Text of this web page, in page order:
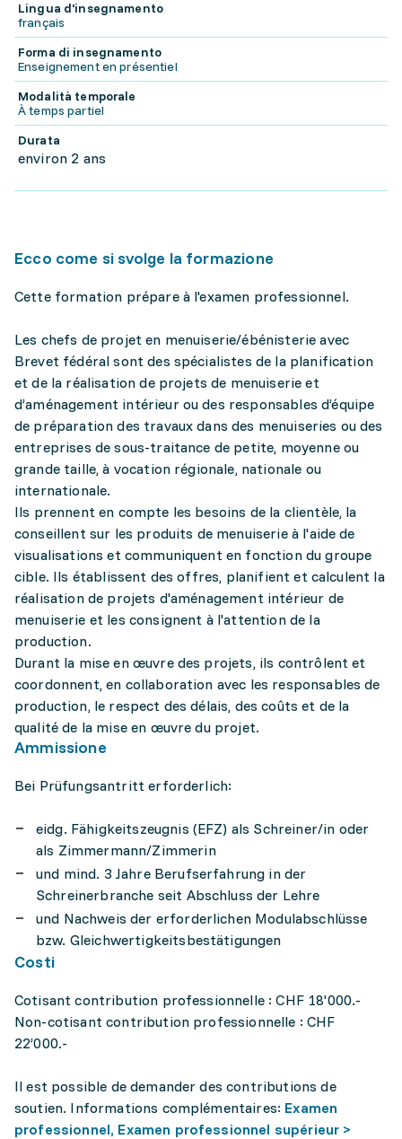
Lingua d'insegnamento
français
Forma di insegnamento
Enseignement en présentiel
Modalità temporale
À temps partiel
Durata
environ 2 ans
Ecco come si svolge la formazione
Cette formation prépare à l'examen professionnel.
Les chefs de projet en menuiserie/ébénisterie avec
Brevet fédéral sont des spécialistes de la planification
et de la réalisation de projets de menuiserie et
d’aménagement intérieur ou des responsables d’équipe
de préparation des travaux dans des menuiseries ou des
entreprises de sous-traitance de petite, moyenne ou
grande taille, à vocation régionale, nationale ou
internationale.
Ils prennent en compte les besoins de la clientèle, la
conseillent sur les produits de menuiserie à l'aide de
visualisations et communiquent en fonction du groupe
cible. Ils établissent des offres, planifient et calculent la
réalisation de projets d'aménagement intérieur de
menuiserie et les consignent à l'attention de la
production.
Durant la mise en œuvre des projets, ils contrôlent et
coordonnent, en collaboration avec les responsables de
production, le respect des délais, des coûts et de la
qualité de la mise en œuvre du projet.
Ammissione
Bei Prüfungsantritt erforderlich:
eidg. Fähigkeitszeugnis (EFZ) als Schreiner/in oder
als Zimmermann/Zimmerin
und mind. 3 Jahre Berufserfahrung in der
Schreinerbranche seit Abschluss der Lehre
und Nachweis der erforderlichen Modulabschlüsse
bzw. Gleichwertigkeitsbestätigungen
Costi
Cotisant contribution professionnelle : CHF 18'000.-
Non-cotisant contribution professionnelle : CHF
22’000.-
Il est possible de demander des contributions de
soutien. Informations complémentaires: Examen
professionnel, Examen professionnel supérieur >